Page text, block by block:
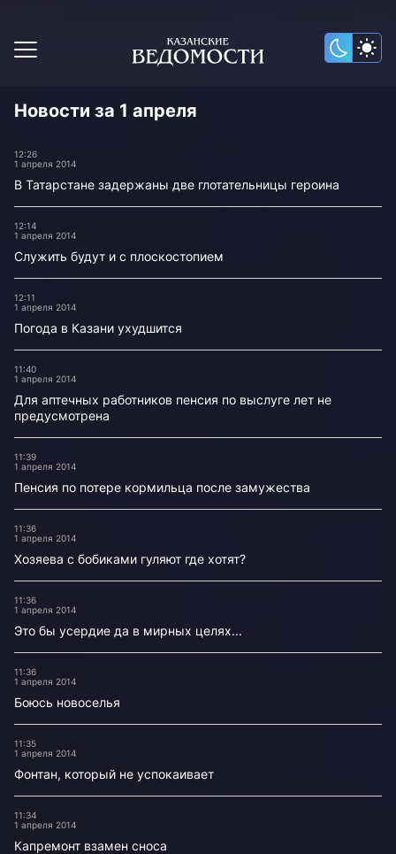
Новости за 1 апреля
12:26
1 апреля 2014
В Татарстане задержаны две глотательницы героина
12:14
1 апреля 2014
Служить будут и с плоскостопием
12:11
1 апреля 2014
Погода в Казани ухудшится
11:40
1 апреля 2014
Для аптечных работников пенсия по выслуге лет не
предусмотрена
11:39
1 апреля 2014
Пенсия по потере кормильца после замужества
11:36
1 апреля 2014
Хозяева с бобиками гуляют где хотят?
11:36
1 апреля 2014
Это бы усердие да в мирных целях...
11:36
1 апреля 2014
Боюсь новоселья
11:35
1 апреля 2014
Фонтан, который не успокаивает
11:34
1 апреля 2014
Капремонт взамен сноса